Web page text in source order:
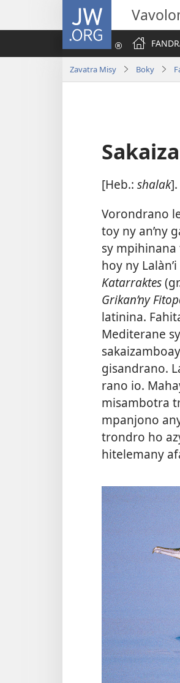
JW.ORG
Zavatra Misy Boky
[Heb.: shalak].
Vorondrano
toy ny an’ny
sy
hoy ny
Katarraktes
Grikan’ny
latinina.
Mediterane
gisandrano.
rano io.
misambotra
mpanjono
trondro ho
hitelemany